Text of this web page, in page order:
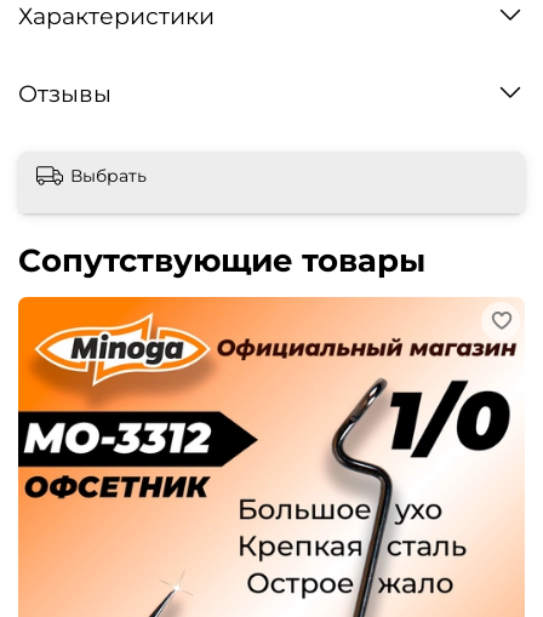
Характеристики
Отзывы
Выбрать
Сопутствующие товары